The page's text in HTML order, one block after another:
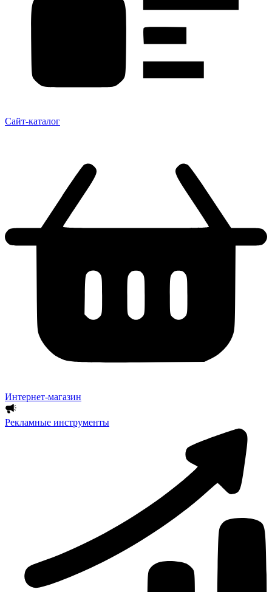
Сайт-каталог
Интернет-магазин
Рекламные инструменты